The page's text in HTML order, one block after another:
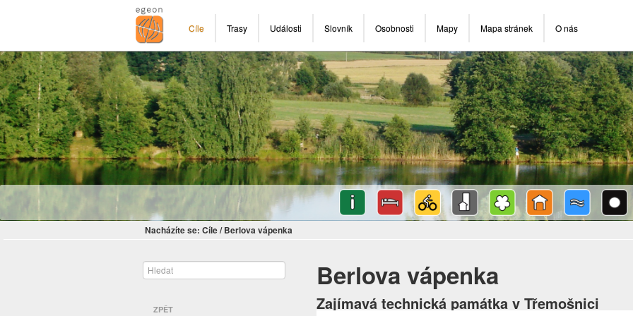
Cíle Trasy Události Slovník Osobnosti Mapy Mapa stránek O nás
Nacházíte se: Cíle/ Berlova vápenka
ZPĚT
Berlova vápenka
Zajímavá technická památka v Třemošnici